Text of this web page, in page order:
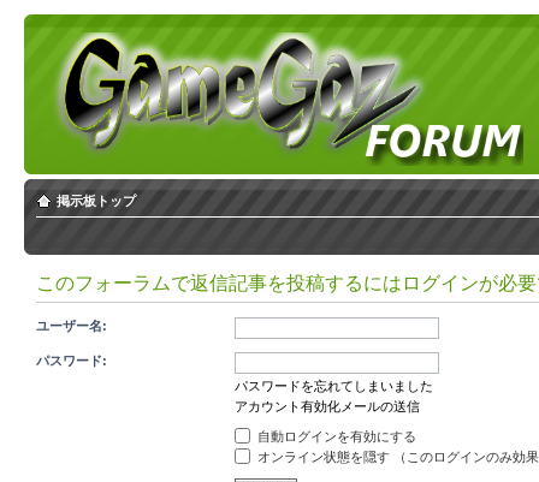
掲示板トップ
このフォーラムで返信記事を投稿するにはログインが必
ユーザー名:
パスワード:
パスワードを忘れてしまいました
アカウント有効化メールの送信
自動ログインを有効にする
オンライン状態を隠す （このログインのみ効